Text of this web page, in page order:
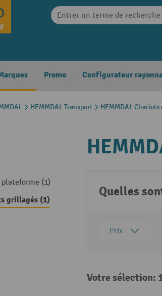
Promo Configurateur
HEMMDAL Transport HEMMDAL
(1)
grillagés (1)
Quelles
Prix
Votre sélection: